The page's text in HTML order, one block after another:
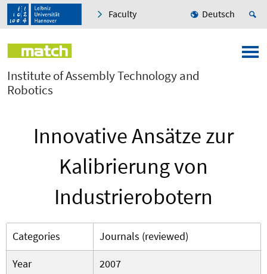
Faculty Deutsch
Institute of Assembly Technology and
Robotics
Innovative Ansätze zur
Kalibrierung von
Industrierobotern
Categories
Journals (reviewed)
Year
2007